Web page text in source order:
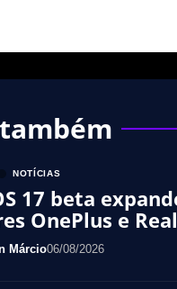
NOTÍCIAS
17 beta
OnePlus e
Márcio06/08/2026